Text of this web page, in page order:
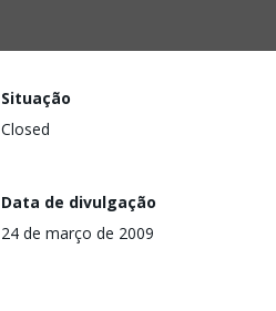
Situação
Closed
Data de divulgação
24 de março de 2009